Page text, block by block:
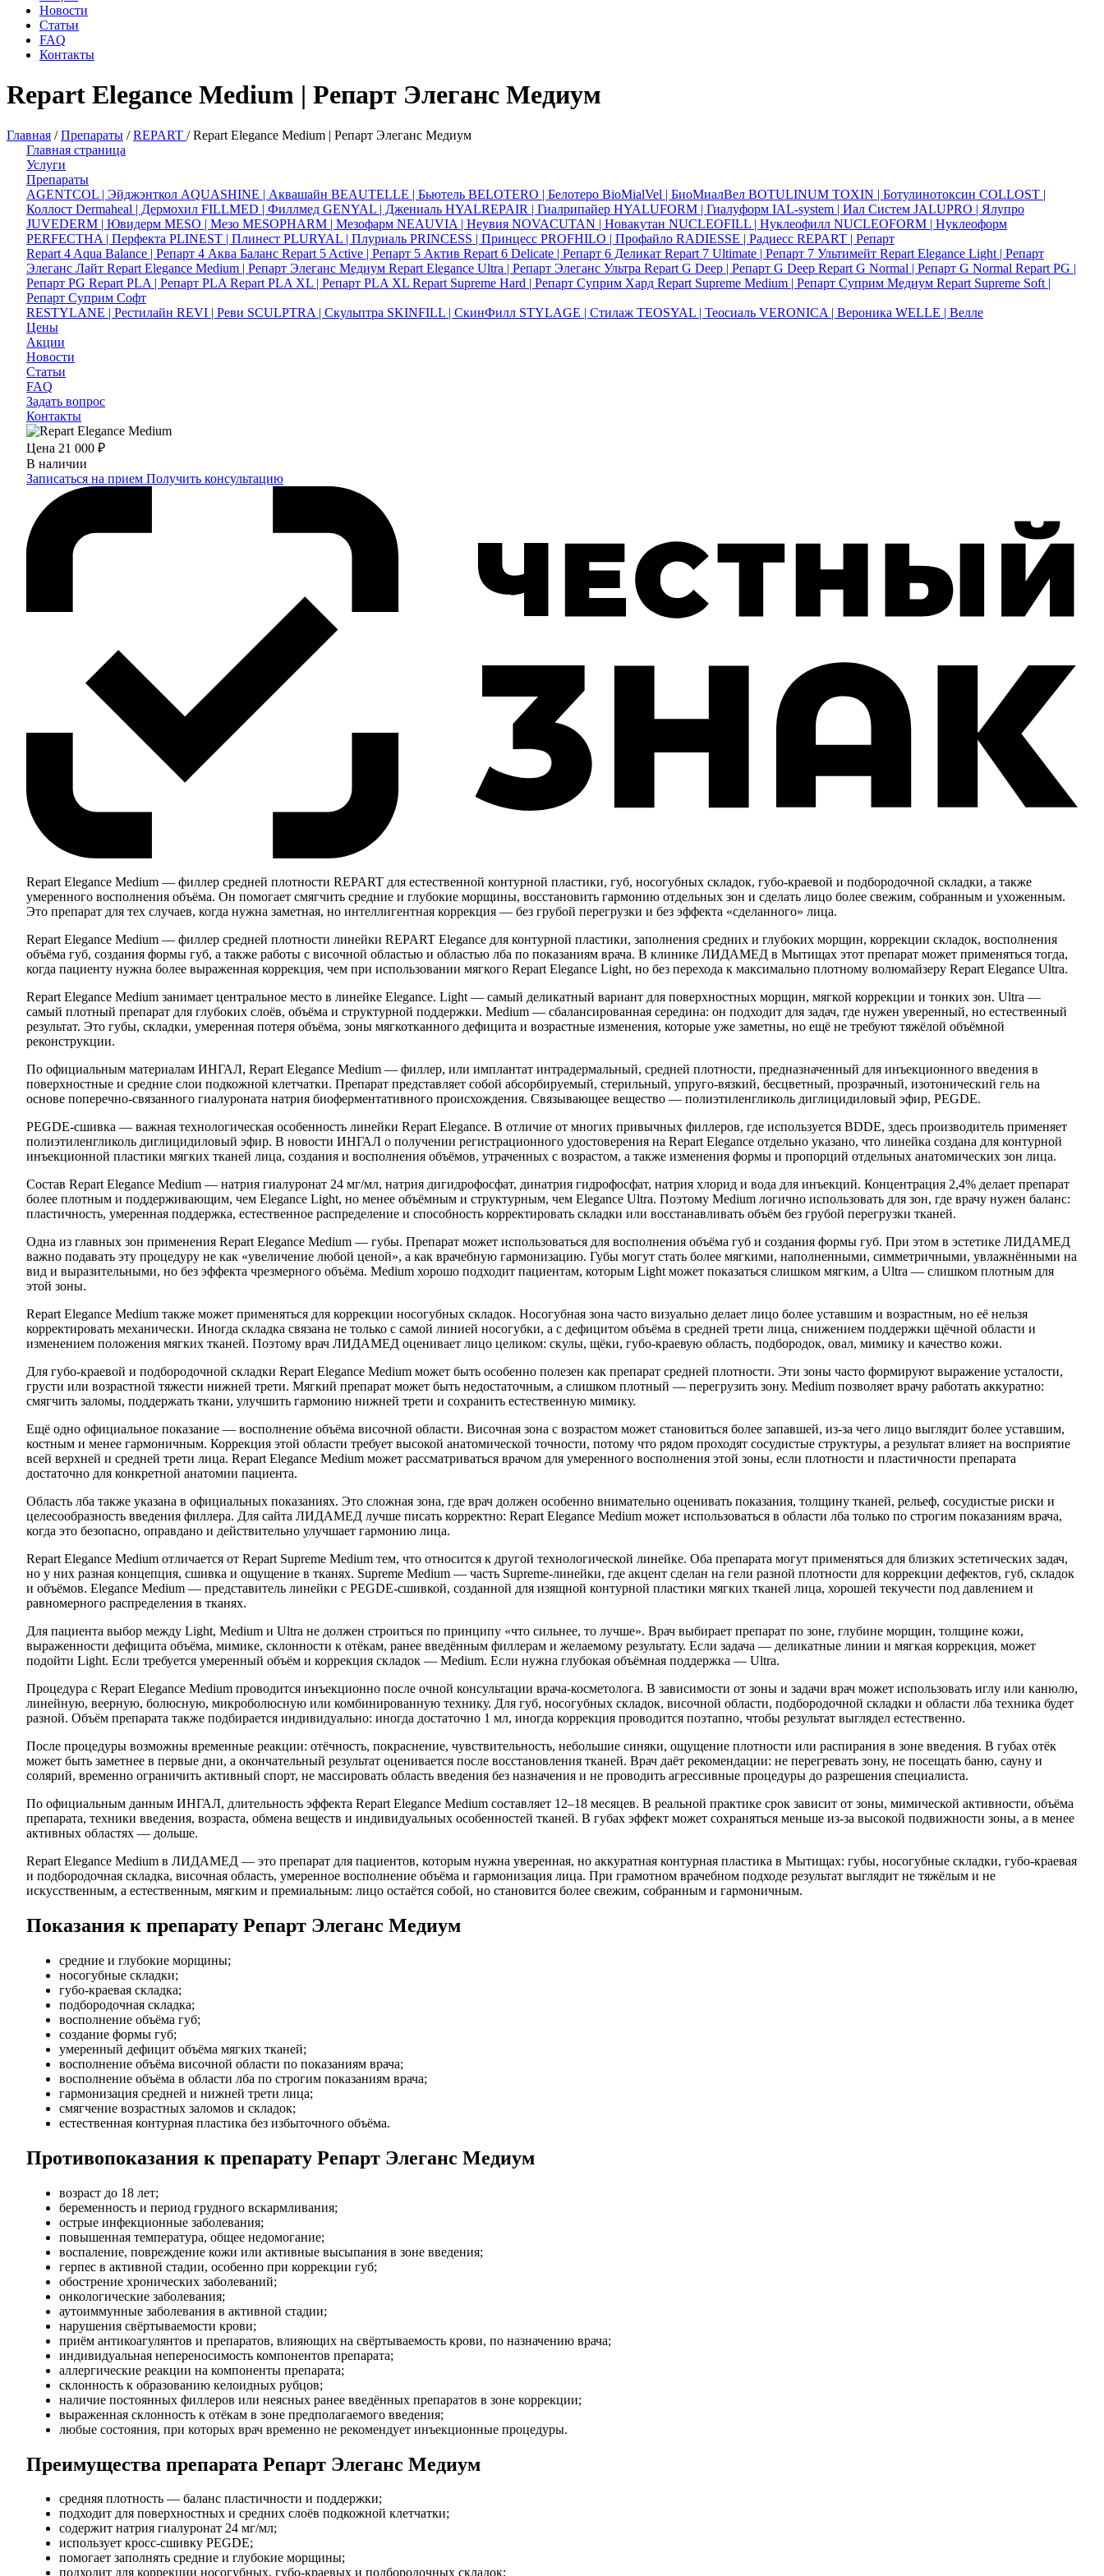
Новости
Статьи
FAQ
Контакты
Repart Elegance Medium | Репарт Элеганс Медиум
Главная /Препараты /REPART /Repart Elegance Medium | Репарт Элеганс Медиум
Главная страница
Услуги
Препараты
AGENTCOL | Эйджэнткол AQUASHINE | Аквашайн BEAUTELLE | Бьютель BELOTERO | Белотеро BioMialVel | БиоМиалВел BOTULINUM TOXIN | Ботулинотоксин COLLOST |
Коллост Dermaheal | Дермохил FILLMED | Филлмед GENYAL | Джениаль HYALREPAIR | Гиалрипайер HYALUFORM | Гиалуформ IAL-system | Иал Систем JALUPRO | Ялупро
JUVEDERM | Ювидерм MESO | Мезо MESOPHARM | Мезофарм NEAUVIA | Неувия NOVACUTAN | Новакутан NUCLEOFILL | Нуклеофилл NUCLEOFORM | Нуклеоформ
PERFECTHA | Перфекта PLINEST | Плинест PLURYAL | Плуриаль PRINCESS | Принцесс PROFHILO | Профайло RADIESSE | Радиесс REPART | Репарт
Repart 4 Aqua Balance | Репарт 4 Аква Баланс Repart 5 Active | Репарт 5 Актив Repart 6 Delicate | Репарт 6 Деликат Repart 7 Ultimate | Репарт 7 Ультимейт Repart Elegance Light | Репарт
Элеганс Лайт Repart Elegance Medium | Репарт Элеганс Медиум Repart Elegance Ultra | Репарт Элеганс Ультра Repart G Deep | Репарт G Deep Repart G Normal | Репарт G Normal Repart PG |
Репарт PG Repart PLA | Репарт PLA Repart PLA XL | Репарт PLA XL Repart Supreme Hard | Репарт Суприм Хард Repart Supreme Medium | Репарт Суприм Медиум Repart Supreme Soft |
Репарт Суприм Софт
RESTYLANE | Рестилайн REVI | Реви SCULPTRA | Скульптра SKINFILL | СкинФилл STYLAGE | Стилаж TEOSYAL | Теосиаль VERONICA | Вероника WELLE | Велле
Цены
Акции
Новости
Статьи
FAQ
Задать вопрос
Контакты
Цена 21 000 ₽
В наличии
Записаться на прием Получить консультацию
Repart Elegance Medium — филлер средней плотности REPART для естественной контурной пластики, губ, носогубных складок, губо-краевой и подбородочной складки, а также
умеренного восполнения объёма. Он помогает смягчить средние и глубокие морщины, восстановить гармонию отдельных зон и сделать лицо более свежим, собранным и ухоженным.
Это препарат для тех случаев, когда нужна заметная, но интеллигентная коррекция — без грубой перегрузки и без эффекта «сделанного» лица.
Repart Elegance Medium — филлер средней плотности линейки REPART Elegance для контурной пластики, заполнения средних и глубоких морщин, коррекции складок, восполнения
объёма губ, создания формы губ, а также работы с височной областью и областью лба по показаниям врача. В клинике ЛИДАМЕД в Мытищах этот препарат может применяться тогда,
когда пациенту нужна более выраженная коррекция, чем при использовании мягкого Repart Elegance Light, но без перехода к максимально плотному волюмайзеру Repart Elegance Ultra.
Repart Elegance Medium занимает центральное место в линейке Elegance. Light — самый деликатный вариант для поверхностных морщин, мягкой коррекции и тонких зон. Ultra —
самый плотный препарат для глубоких слоёв, объёма и структурной поддержки. Medium — сбалансированная середина: он подходит для задач, где нужен уверенный, но естественный
результат. Это губы, складки, умеренная потеря объёма, зоны мягкотканного дефицита и возрастные изменения, которые уже заметны, но ещё не требуют тяжёлой объёмной
реконструкции.
По официальным материалам ИНГАЛ, Repart Elegance Medium — филлер, или имплантат интрадермальный, средней плотности, предназначенный для инъекционного введения в
поверхностные и средние слои подкожной клетчатки. Препарат представляет собой абсорбируемый, стерильный, упруго-вязкий, бесцветный, прозрачный, изотонический гель на
основе поперечно-связанного гиалуроната натрия биоферментативного происхождения. Связывающее вещество — полиэтиленгликоль диглицидиловый эфир, PEGDE.
PEGDE-сшивка — важная технологическая особенность линейки Repart Elegance. В отличие от многих привычных филлеров, где используется BDDE, здесь производитель применяет
полиэтиленгликоль диглицидиловый эфир. В новости ИНГАЛ о получении регистрационного удостоверения на Repart Elegance отдельно указано, что линейка создана для контурной
инъекционной пластики мягких тканей лица, создания и восполнения объёмов, утраченных с возрастом, а также изменения формы и пропорций отдельных анатомических зон лица.
Состав Repart Elegance Medium — натрия гиалуронат 24 мг/мл, натрия дигидрофосфат, динатрия гидрофосфат, натрия хлорид и вода для инъекций. Концентрация 2,4% делает препарат
более плотным и поддерживающим, чем Elegance Light, но менее объёмным и структурным, чем Elegance Ultra. Поэтому Medium логично использовать для зон, где врачу нужен баланс:
пластичность, умеренная поддержка, естественное распределение и способность корректировать складки или восстанавливать объём без грубой перегрузки тканей.
Одна из главных зон применения Repart Elegance Medium — губы. Препарат может использоваться для восполнения объёма губ и создания формы губ. При этом в эстетике ЛИДАМЕД
важно подавать эту процедуру не как «увеличение любой ценой», а как врачебную гармонизацию. Губы могут стать более мягкими, наполненными, симметричными, увлажнёнными на
вид и выразительными, но без эффекта чрезмерного объёма. Medium хорошо подходит пациентам, которым Light может показаться слишком мягким, а Ultra — слишком плотным для
этой зоны.
Repart Elegance Medium также может применяться для коррекции носогубных складок. Носогубная зона часто визуально делает лицо более уставшим и возрастным, но её нельзя
корректировать механически. Иногда складка связана не только с самой линией носогубки, а с дефицитом объёма в средней трети лица, снижением поддержки щёчной области и
изменением положения мягких тканей. Поэтому врач ЛИДАМЕД оценивает лицо целиком: скулы, щёки, губо-краевую область, подбородок, овал, мимику и качество кожи.
Для губо-краевой и подбородочной складки Repart Elegance Medium может быть особенно полезен как препарат средней плотности. Эти зоны часто формируют выражение усталости,
грусти или возрастной тяжести нижней трети. Мягкий препарат может быть недостаточным, а слишком плотный — перегрузить зону. Medium позволяет врачу работать аккуратно:
смягчить заломы, поддержать ткани, улучшить гармонию нижней трети и сохранить естественную мимику.
Ещё одно официальное показание — восполнение объёма височной области. Височная зона с возрастом может становиться более запавшей, из-за чего лицо выглядит более уставшим,
костным и менее гармоничным. Коррекция этой области требует высокой анатомической точности, потому что рядом проходят сосудистые структуры, а результат влияет на восприятие
всей верхней и средней трети лица. Repart Elegance Medium может рассматриваться врачом для умеренного восполнения этой зоны, если плотности и пластичности препарата
достаточно для конкретной анатомии пациента.
Область лба также указана в официальных показаниях. Это сложная зона, где врач должен особенно внимательно оценивать показания, толщину тканей, рельеф, сосудистые риски и
целесообразность введения филлера. Для сайта ЛИДАМЕД лучше писать корректно: Repart Elegance Medium может использоваться в области лба только по строгим показаниям врача,
когда это безопасно, оправдано и действительно улучшает гармонию лица.
Repart Elegance Medium отличается от Repart Supreme Medium тем, что относится к другой технологической линейке. Оба препарата могут применяться для близких эстетических задач,
но у них разная концепция, сшивка и ощущение в тканях. Supreme Medium — часть Supreme-линейки, где акцент сделан на гели разной плотности для коррекции дефектов, губ, складок
и объёмов. Elegance Medium — представитель линейки с PEGDE-сшивкой, созданной для изящной контурной пластики мягких тканей лица, хорошей текучести под давлением и
равномерного распределения в тканях.
Для пациента выбор между Light, Medium и Ultra не должен строиться по принципу «что сильнее, то лучше». Врач выбирает препарат по зоне, глубине морщин, толщине кожи,
выраженности дефицита объёма, мимике, склонности к отёкам, ранее введённым филлерам и желаемому результату. Если задача — деликатные линии и мягкая коррекция, может
подойти Light. Если требуется умеренный объём и коррекция складок — Medium. Если нужна глубокая объёмная поддержка — Ultra.
Процедура с Repart Elegance Medium проводится инъекционно после очной консультации врача-косметолога. В зависимости от зоны и задачи врач может использовать иглу или канюлю,
линейную, веерную, болюсную, микроболюсную или комбинированную технику. Для губ, носогубных складок, височной области, подбородочной складки и области лба техника будет
разной. Объём препарата также подбирается индивидуально: иногда достаточно 1 мл, иногда коррекция проводится поэтапно, чтобы результат выглядел естественно.
После процедуры возможны временные реакции: отёчность, покраснение, чувствительность, небольшие синяки, ощущение плотности или распирания в зоне введения. В губах отёк
может быть заметнее в первые дни, а окончательный результат оценивается после восстановления тканей. Врач даёт рекомендации: не перегревать зону, не посещать баню, сауну и
солярий, временно ограничить активный спорт, не массировать область введения без назначения и не проводить агрессивные процедуры до разрешения специалиста.
По официальным данным ИНГАЛ, длительность эффекта Repart Elegance Medium составляет 12–18 месяцев. В реальной практике срок зависит от зоны, мимической активности, объёма
препарата, техники введения, возраста, обмена веществ и индивидуальных особенностей тканей. В губах эффект может сохраняться меньше из-за высокой подвижности зоны, а в менее
активных областях — дольше.
Repart Elegance Medium в ЛИДАМЕД — это препарат для пациентов, которым нужна уверенная, но аккуратная контурная пластика в Мытищах: губы, носогубные складки, губо-краевая
и подбородочная складка, височная область, умеренное восполнение объёма и гармонизация лица. При грамотном врачебном подходе результат выглядит не тяжёлым и не
искусственным, а естественным, мягким и премиальным: лицо остаётся собой, но становится более свежим, собранным и гармоничным.
Показания к препарату Репарт Элеганс Медиум
средние и глубокие морщины;
носогубные складки;
губо-краевая складка;
подбородочная складка;
восполнение объёма губ;
создание формы губ;
умеренный дефицит объёма мягких тканей;
восполнение объёма височной области по показаниям врача;
восполнение объёма в области лба по строгим показаниям врача;
гармонизация средней и нижней трети лица;
смягчение возрастных заломов и складок;
естественная контурная пластика без избыточного объёма.
Противопоказания к препарату Репарт Элеганс Медиум
возраст до 18 лет;
беременность и период грудного вскармливания;
острые инфекционные заболевания;
повышенная температура, общее недомогание;
воспаление, повреждение кожи или активные высыпания в зоне введения;
герпес в активной стадии, особенно при коррекции губ;
обострение хронических заболеваний;
онкологические заболевания;
аутоиммунные заболевания в активной стадии;
нарушения свёртываемости крови;
приём антикоагулянтов и препаратов, влияющих на свёртываемость крови, по назначению врача;
индивидуальная непереносимость компонентов препарата;
аллергические реакции на компоненты препарата;
склонность к образованию келоидных рубцов;
наличие постоянных филлеров или неясных ранее введённых препаратов в зоне коррекции;
выраженная склонность к отёкам в зоне предполагаемого введения;
любые состояния, при которых врач временно не рекомендует инъекционные процедуры.
Преимущества препарата Репарт Элеганс Медиум
средняя плотность — баланс пластичности и поддержки;
подходит для поверхностных и средних слоёв подкожной клетчатки;
содержит натрия гиалуронат 24 мг/мл;
использует кросс-сшивку PEGDE;
помогает заполнять средние и глубокие морщины;
подходит для коррекции носогубных, губо-краевых и подбородочных складок;